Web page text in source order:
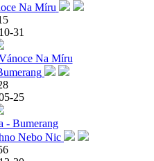
31
Na Míru
25
- Bumerang